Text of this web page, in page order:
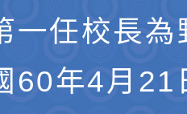
一任校長為
60年4月21